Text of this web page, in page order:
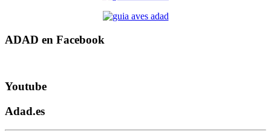
ADAD en Facebook
Youtube
Adad.es